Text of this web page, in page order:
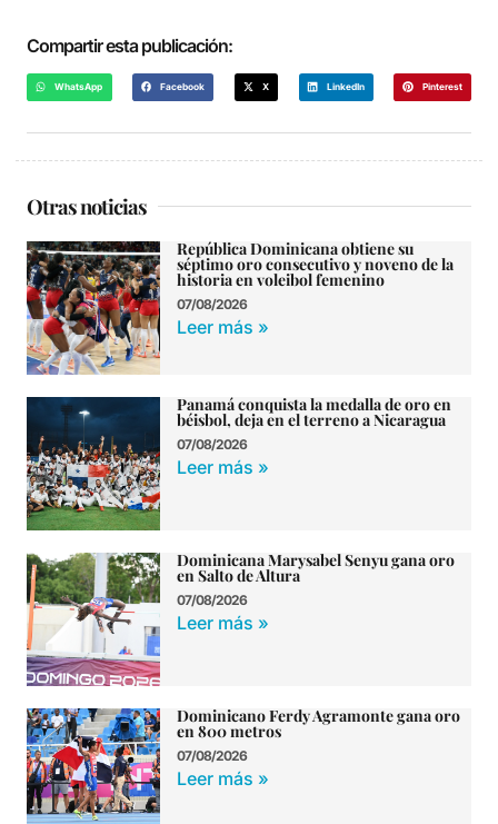
Compartir esta publicación:
WhatsApp Facebook X LinkedIn Pinterest
Otras noticias
República Dominicana obtiene su
séptimo oro consecutivo y noveno de la
historia en voleibol femenino
07/08/2026
Leer más »
Panamá conquista la medalla de oro en
béisbol, deja en el terreno a Nicaragua
07/08/2026
Leer más »
Dominicana Marysabel Senyu gana oro
en Salto de Altura
07/08/2026
Leer más »
Dominicano Ferdy Agramonte gana oro
en 800 metros
07/08/2026
Leer más »